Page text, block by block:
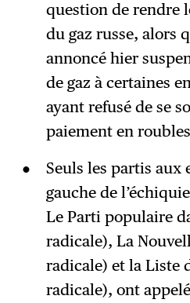
question de rendre
du gaz russe, alors
annoncé hier
de gaz à certaines
ayant refusé de se
paiement en roubles
Seuls les partis
gauche de
Le Parti populaire
radicale), La
radicale) et la Liste
radicale), ont